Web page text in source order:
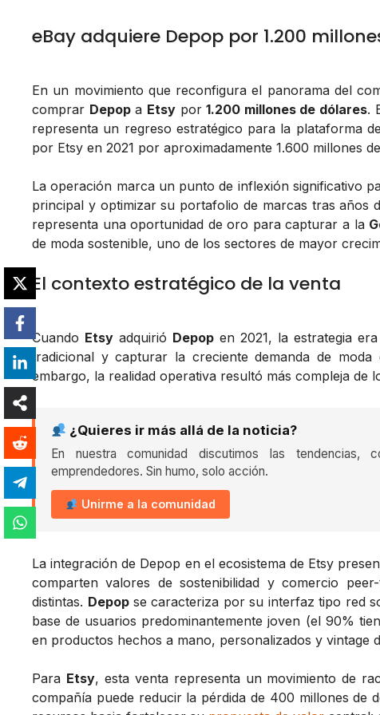
eBay adquiere Depop por 1.200
En un movimiento que reconfigura el panorama del
comprar Depopa Etsypor1.200 millones de dólares.
representa un regreso estratégico para la plataforma
por Etsy en 2021 por aproximadamente 1.600 millones
La operación marca un punto de inflexión significativo
principal y optimizar su portafolio de marcas tras años
representa una oportunidad de oro para capturar a la
de moda sostenible, uno de los sectores de mayor
El contexto estratégico de la venta
Cuando Etsy adquirió Depop en 2021, la estrategia
tradicional y capturar la creciente demanda de
embargo, la realidad operativa resultó más compleja de
¿Quieres ir más allá de la noticia?
En nuestra comunidad discutimos las tendencias,
emprendedores. Sin humo, solo acción.
Unirme a la comunidad
La integración de Depop en el ecosistema de Etsy
comparten valores de sostenibilidad y comercio
distintas. Depopse caracteriza por su interfaz tipo red
base de usuarios predominantemente joven (el 90%
en productos hechos a mano, personalizados y vintage
Para Etsy, esta venta representa un movimiento de
compañía puede reducir la pérdida de 400 millones de